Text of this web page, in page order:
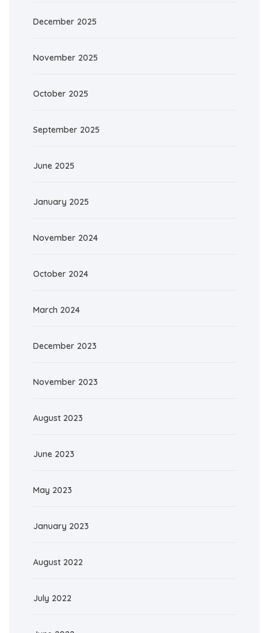
December 2025
November 2025
October 2025
September 2025
June 2025
January 2025
November 2024
October 2024
March 2024
December 2023
November 2023
August 2023
June 2023
May 2023
January 2023
August 2022
July 2022